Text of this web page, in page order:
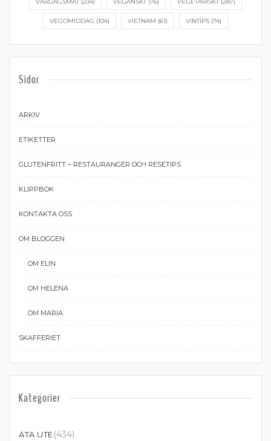
VEGOMIDDAG (104) VIETNAM (61) VINTIPS (74)
Sidor
ARKIV
ETIKETTER
GLUTENFRITT – RESTAURANGER OCH RESETIPS
KLIPPBOK
KONTAKTA OSS
OM BLOGGEN
OM ELIN
OM HELENA
OM MARIA
SKAFFERIET
Kategorier
ÄTA UTE(434)